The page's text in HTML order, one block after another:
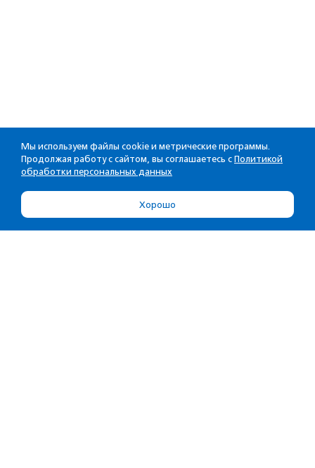
Мы используем файлы cookie и метрические программы.
Продолжая работу с сайтом, вы соглашаетесь с Политикой
обработки персональных данных
Хорошо